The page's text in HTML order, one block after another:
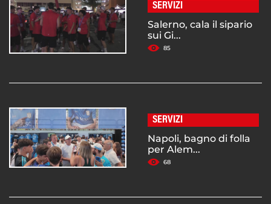
SERVIZI
Salerno, cala il sipario
sui Gi...
85
SERVIZI
Napoli, bagno di folla
per Alem...
68